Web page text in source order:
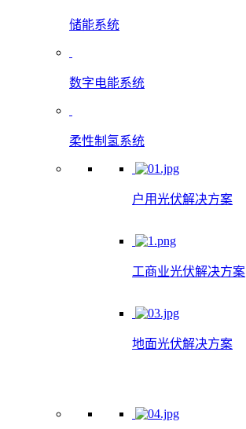
储能系统
数字电能系统
柔性制氢系统
户用光伏解决方案
工商业光伏解决方案
地面光伏解决方案